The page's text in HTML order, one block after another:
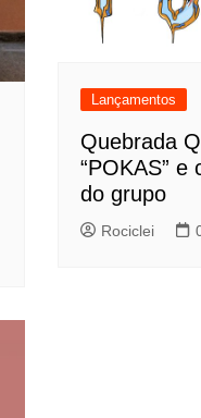
Lançamentos
Quebrada
“POKAS”
do grupo
Rociclei